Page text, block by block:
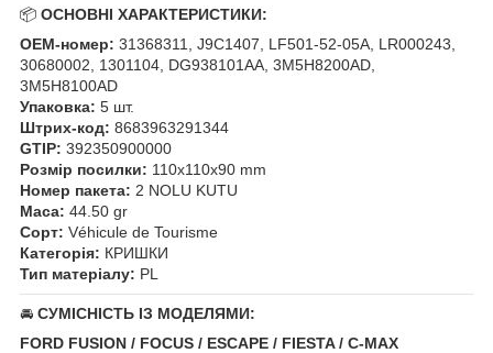
📦 ОСНОВНІ ХАРАКТЕРИСТИКИ:
OEM-номер: 31368311, J9C1407, LF501-52-05A, LR000243,
30680002, 1301104, DG938101AA, 3M5H8200AD,
3M5H8100AD
Упаковка: 5 шт.
Штрих-код: 8683963291344
GTIP: 392350900000
Розмір посилки: 110x110x90 mm
Номер пакета: 2 NOLU KUTU
Маса: 44.50 gr
Сорт: Véhicule de Tourisme
Категорія: КРИШКИ
Тип матеріалу: PL
🚘 СУМІСНІСТЬ ІЗ МОДЕЛЯМИ:
FORD FUSION / FOCUS / ESCAPE / FIESTA / C-MAX